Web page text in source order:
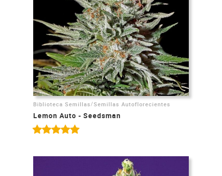
Biblioteca Semillas/Semillas Autoflorecientes
Lemon Auto - Seedsman